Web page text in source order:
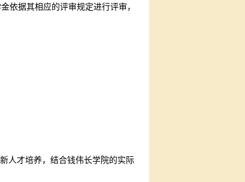
依据其相应的评审规定进行评审，
人才培养，结合钱伟长学院的实际